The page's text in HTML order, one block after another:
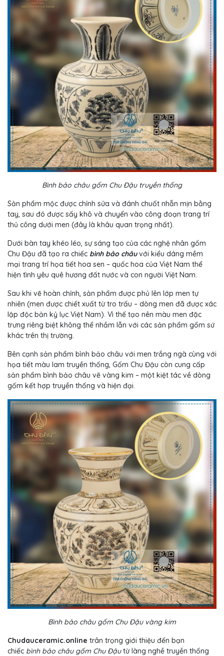
Bình bảo châu gốm Chu Đậu truyền thống
Sản phẩm mộc được chỉnh sửa và đánh chuốt nhẵn mịn bằng
tay, sau đó được sấy khô và chuyển vào công đoạn trang trí
thủ công dưới men (đây là khâu quan trọng nhất).
Dưới bàn tay khéo léo, sự sáng tạo của các nghệ nhân gốm
Chu Đậu đã tạo ra chiếc bình bảo châuvới kiểu dáng mềm
mại trang trí họa tiết hoa sen – quốc hoa của Việt Nam thể
hiện tình yêu quê hương đất nước và con người Việt Nam.
Sau khi vẽ hoàn chỉnh, sản phẩm được phủ lên lớp men tự
nhiên (men được chiết xuất từ tro trấu – dòng men đã được xác
lập độc bản kỷ lục Việt Nam). Vì thế tạo nên màu men đặc
trưng riêng biệt không thể nhầm lẫn với các sản phẩm gốm sứ
khác trên thị trường.
Bên cạnh sản phẩm bình bảo châu với men trắng ngà cùng với
họa tiết màu lam truyền thống, Gốm Chu Đậu còn cung cấp
sản phẩm bình bảo châu vẽ vàng kim – một kiệt tác về dòng
gốm kết hợp truyền thống và hiện đại.
Bình bảo châu gốm Chu Đậu vàng kim
Chudauceramic.online trân trọng giới thiệu đến bạn
chiếc bình bảo châu gốm Chu Đậutừ làng nghề truyền thống